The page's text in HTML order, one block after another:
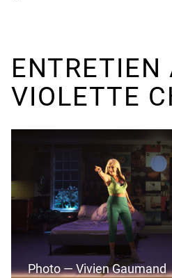
ENTRETIEN
VIOLETTE
Photo — Vivien Gaumand